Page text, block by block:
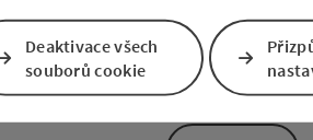
Vámi poskytnuté
centrála
dotaz bude
ruchu), viz také
Deaktivace všech
souborů cookie